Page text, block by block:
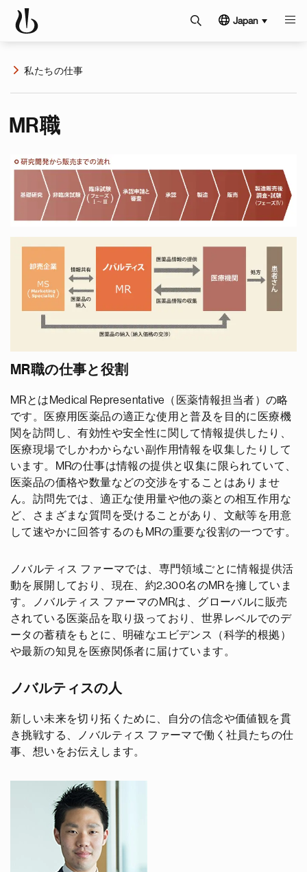
Japan
私たちの仕事
MR職
MR職の仕事と役割
MRとはMedical Representative（医薬情報担当者）の略
です。医療用医薬品の適正な使用と普及を目的に医療機
関を訪問し、有効性や安全性に関して情報提供したり、
医療現場でしかわからない副作用情報を収集したりして
います。MRの仕事は情報の提供と収集に限られていて、
医薬品の価格や数量などの交渉をすることはありませ
ん。訪問先では、適正な使用量や他の薬との相互作用な
ど、さまざまな質問を受けることがあり、文献等を用意
して速やかに回答するのもMRの重要な役割の一つです。
ノバルティス ファーマでは、専門領域ごとに情報提供活
動を展開しており、現在、約2,300名のMRを擁していま
す。ノバルティス ファーマのMRは、グローバルに販売
されている医薬品を取り扱っており、世界レベルでのデ
ータの蓄積をもとに、明確なエビデンス（科学的根拠）
や最新の知見を医療関係者に届けています。
ノバルティスの人
新しい未来を切り拓くために、自分の信念や価値観を貫
き挑戦する、ノバルティス ファーマで働く社員たちの仕
事、想いをお伝えします。